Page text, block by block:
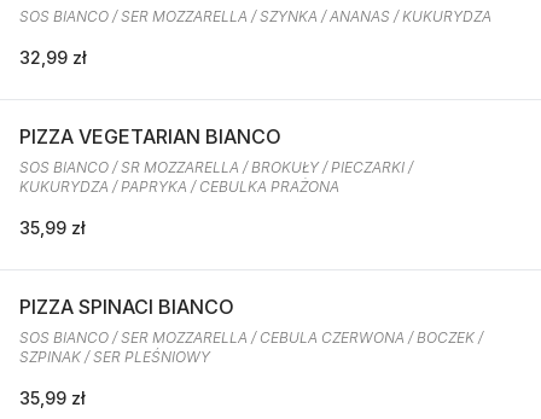
SOS BIANCO / SER MOZZARELLA / SZYNKA / ANANAS / KUKURYDZA
32,99 zł
PIZZA VEGETARIAN BIANCO
SOS BIANCO / SR MOZZARELLA / BROKUŁY / PIECZARKI /
KUKURYDZA / PAPRYKA / CEBULKA PRAŻONA
35,99 zł
PIZZA SPINACI BIANCO
SOS BIANCO / SER MOZZARELLA / CEBULA CZERWONA / BOCZEK /
SZPINAK / SER PLEŚNIOWY
35,99 zł